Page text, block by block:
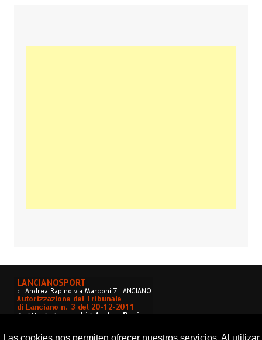
Las cookies nos permiten ofrecer nuestros servicios. Al utilizar